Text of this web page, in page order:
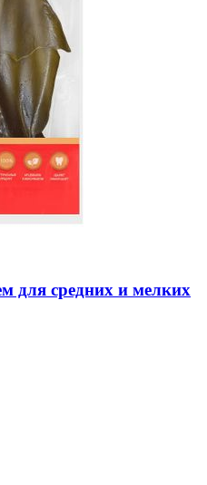
для средних и мелких